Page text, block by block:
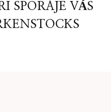
SPORAJE VÁS